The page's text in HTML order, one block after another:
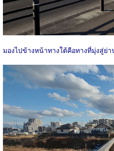
มองไปข้างหน้าทางใต้คือทางที่มุ่งสู่ย่า